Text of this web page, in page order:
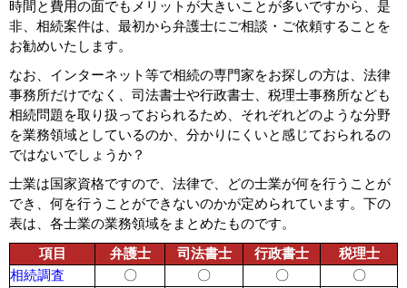
時間と費用の面でもメリットが大きいことが多いですから、是
非、相続案件は、最初から弁護士にご相談・ご依頼することを
お勧めいたします。
なお、インターネット等で相続の専門家をお探しの方は、法律
事務所だけでなく、司法書士や行政書士、税理士事務所なども
相続問題を取り扱っておられるため、それぞれどのような分野
を業務領域としているのか、分かりにくいと感じておられるの
ではないでしょうか？
士業は国家資格ですので、法律で、どの士業が何を行うことが
でき、何を行うことができないのかが定められています。下の
表は、各士業の業務領域をまとめたものです。
項目
弁護士 司法書士 行政書士
税理士
相続調査
〇 〇 〇
〇